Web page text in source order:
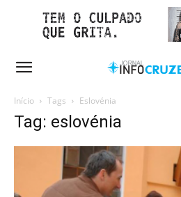
Início Tags Eslovénia
Tag: eslovénia